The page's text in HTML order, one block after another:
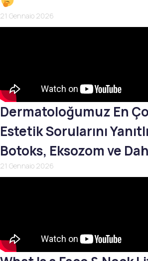
21 Gennaio 2026
Dermatoloğumuz En
Estetik Sorularını
Botoks, Eksozom ve
21 Gennaio 2026